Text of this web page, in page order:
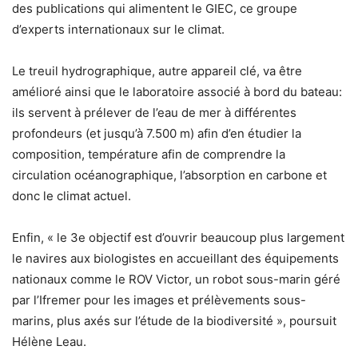
des publications qui alimentent le GIEC, ce groupe
d’experts internationaux sur le climat.
Le treuil hydrographique, autre appareil clé, va être
amélioré ainsi que le laboratoire associé à bord du bateau:
ils servent à prélever de l’eau de mer à différentes
profondeurs (et jusqu’à 7.500 m) afin d’en étudier la
composition, température afin de comprendre la
circulation océanographique, l’absorption en carbone et
donc le climat actuel.
Enfin, « le 3e objectif est d’ouvrir beaucoup plus largement
le navires aux biologistes en accueillant des équipements
nationaux comme le ROV Victor, un robot sous-marin géré
par l’Ifremer pour les images et prélèvements sous-
marins, plus axés sur l’étude de la biodiversité », poursuit
Hélène Leau.